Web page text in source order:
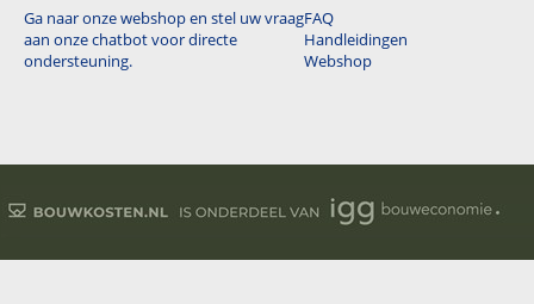
Ga naar onze webshop en stel uw vraag
aan onze chatbot voor directe
ondersteuning.
FAQ
Handleidingen
Webshop